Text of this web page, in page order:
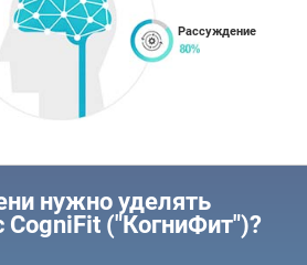
Рассуждение
нужно уделять
CogniFit ("КогниФит")?